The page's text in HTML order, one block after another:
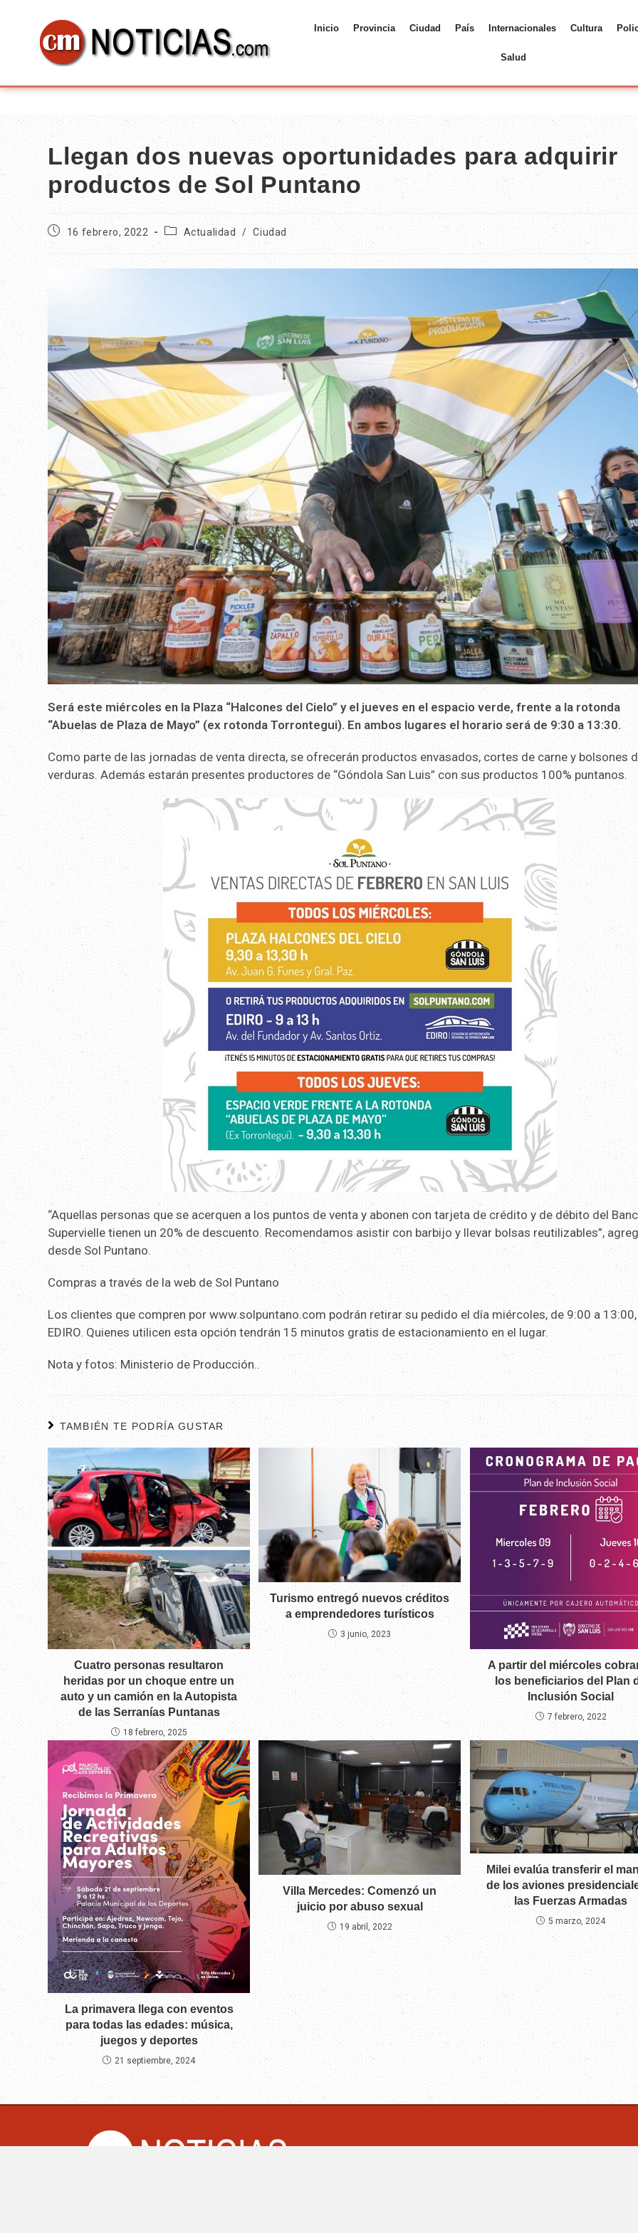
Inicio Provincia Ciudad País Internacionales Cultura
Salud
Llegan dos nuevas oportunidades para adquirir
productos de Sol Puntano
16 febrero, 2022 Actualidad / Ciudad
Será este miércoles en la Plaza “Halcones del Cielo” y el jueves en el espacio verde, frente a la rotonda
“Abuelas de Plaza de Mayo” (ex rotonda Torrontegui). En ambos lugares el horario será de 9:30 a 13:30.
Como parte de las jornadas de venta directa, se ofrecerán productos envasados, cortes de carne y bolsones
verduras. Además estarán presentes productores de “Góndola San Luis” con sus productos 100% puntanos.
“Aquellas personas que se acerquen a los puntos de venta y abonen con tarjeta de crédito y de débito del
Supervielle tienen un 20% de descuento. Recomendamos asistir con barbijo y llevar bolsas reutilizables”,
desde Sol Puntano.
Compras a través de la web de Sol Puntano
Los clientes que compren por www.solpuntano.com podrán retirar su pedido el día miércoles, de 9:00 a 13:00,
EDIRO. Quienes utilicen esta opción tendrán 15 minutos gratis de estacionamiento en el lugar.
Nota y fotos: Ministerio de Producción..
TAMBIÉN TE PODRÍA GUSTAR
Cuatro personas resultaron
heridas por un choque entre un
auto y un camión en la Autopista
de las Serranías Puntanas
18 febrero, 2025
Turismo entregó nuevos créditos
a emprendedores turísticos
3 junio, 2023
A partir del miércoles
los beneficiarios del Plan
Inclusión Social
7 febrero, 2022
La primavera llega con eventos
para todas las edades: música,
juegos y deportes
21 septiembre, 2024
Villa Mercedes: Comenzó un
juicio por abuso sexual
19 abril, 2022
Milei evalúa transferir el
de los aviones
las Fuerzas Armadas
5 marzo, 2024